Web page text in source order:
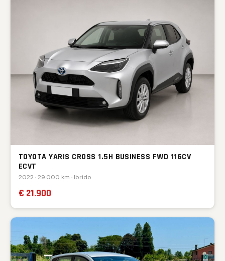
TOYOTA YARIS CROSS 1.5H BUSINESS FWD 116CV
ECVT
2022 · 29.000 km · Ibrido
€ 21.900